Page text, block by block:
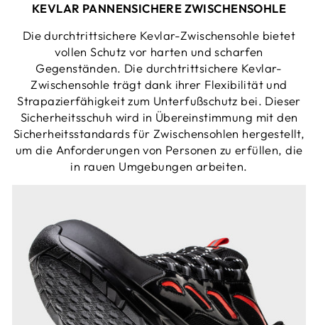
KEVLAR PANNENSICHERE ZWISCHENSOHLE
Die durchtrittsichere Kevlar-Zwischensohle bietet
vollen Schutz vor harten und scharfen
Gegenständen. Die durchtrittsichere Kevlar-
Zwischensohle trägt dank ihrer Flexibilität und
Strapazierfähigkeit zum Unterfußschutz bei. Dieser
Sicherheitsschuh wird in Übereinstimmung mit den
Sicherheitsstandards für Zwischensohlen hergestellt,
um die Anforderungen von Personen zu erfüllen, die
in rauen Umgebungen arbeiten.